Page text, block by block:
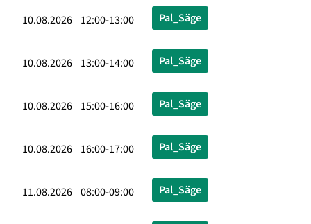
10.08.2026 12:00-13:00 Pal_Säge
10.08.2026 13:00-14:00 Pal_Säge
10.08.2026 15:00-16:00 Pal_Säge
10.08.2026 16:00-17:00 Pal_Säge
11.08.2026 08:00-09:00 Pal_Säge